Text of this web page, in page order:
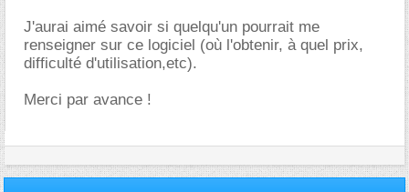
J'aurai aimé savoir si quelqu'un pourrait me
renseigner sur ce logiciel (où l'obtenir, à quel prix,
difficulté d'utilisation,etc).
Merci par avance !